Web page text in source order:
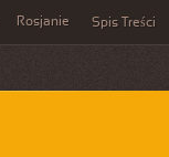
Rosjanie Spis Treści